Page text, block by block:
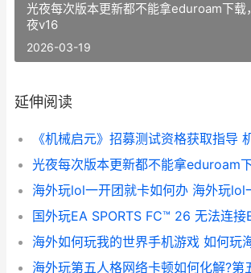
光夜每次版本更新都不能拿eduroam下载
夜v16
2026-03-19
延伸阅读
《机械启元》招募测试资格获取指导
海外如何玩我的世界手机游戏 如何玩